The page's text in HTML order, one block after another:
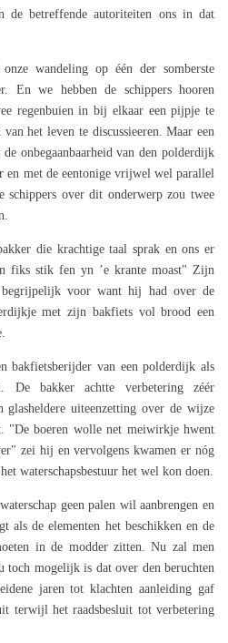
de betreffende autoriteiten ons in dat
wandeling op één der somberste
En we hebben de schippers hooren
regenbuien in bij elkaar een pijpje te
het leven te discussieeren. Maar een
onbegaanbaarheid van den polderdijk
en met de eentonige vrijwel wel parallel
schippers over dit onderwerp zou twee
die krachtige taal sprak en ons er
fiks stik fen yn ’e krante moast" Zijn
voor want hij had over de
met zijn bakfiets vol brood een
bakfietsberijder van een polderdijk als
De bakker achtte verbetering zéér
uiteenzetting over de wijze
"De boeren wolle net meiwirkje hwent
zei hij en vervolgens kwamen er nóg
waterschapsbestuur het wel kon doen.
geen palen wil aanbrengen en
als de elementen het beschikken en de
in de modder zitten. Nu zal men
toch mogelijk is dat over den beruchten
jaren tot klachten aanleiding gaf
terwijl het raadsbesluit tot verbetering